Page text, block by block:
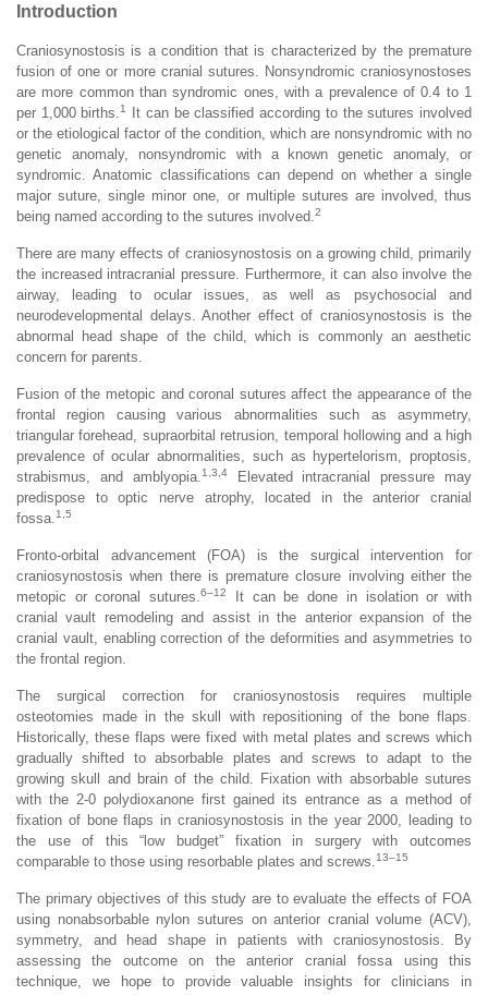
Introduction
Craniosynostosis is a condition that is characterized by the premature
fusion of one or more cranial sutures. Nonsyndromic craniosynostoses
are more common than syndromic ones, with a prevalence of 0.4 to 1
per 1,000 births.1
It can be classified according to the sutures involved
or the etiological factor of the condition, which are nonsyndromic with no
genetic anomaly, nonsyndromic with a known genetic anomaly, or
syndromic. Anatomic classifications can depend on whether a single
major suture, single minor one, or multiple sutures are involved, thus
being named according to the sutures involved. 2
There are many effects of craniosynostosis on a growing child, primarily
the increased intracranial pressure. Furthermore, it can also involve the
airway, leading to ocular issues, as well as psychosocial and
neurodevelopmental delays. Another effect of craniosynostosis is the
abnormal head shape of the child, which is commonly an aesthetic
concern for parents.
Fusion of the metopic and coronal sutures affect the appearance of the
frontal region causing various abnormalities such as asymmetry,
triangular forehead, supraorbital retrusion, temporal hollowing and a high
prevalence of ocular abnormalities, such as hypertelorism, proptosis,
strabismus, and amblyopia. 1,3,4Elevated intracranial pressure may
predispose to optic nerve atrophy, located in the anterior cranial
fossa. 1,5
Fronto-orbital advancement (FOA) is the surgical intervention for
craniosynostosis when there is premature closure involving either the
metopic or coronal sutures.6–12
It can be done in isolation or with
cranial vault remodeling and assist in the anterior expansion of the
cranial vault, enabling correction of the deformities and asymmetries to
the frontal region.
The surgical correction for craniosynostosis requires multiple
osteotomies made in the skull with repositioning of the bone flaps.
Historically, these flaps were fixed with metal plates and screws which
gradually shifted to absorbable plates and screws to adapt to the
growing skull and brain of the child. Fixation with absorbable sutures
with the 2-0 polydioxanone first gained its entrance as a method of
fixation of bone flaps in craniosynostosis in the year 2000, leading to
the use of this “low budget” fixation in surgery with outcomes
comparable to those using resorbable plates and screws. 13–15
The primary objectives of this study are to evaluate the effects of FOA
using nonabsorbable nylon sutures on anterior cranial volume (ACV),
symmetry, and head shape in patients with craniosynostosis. By
assessing the outcome on the anterior cranial fossa using this
technique, we hope to provide valuable insights for clinicians in